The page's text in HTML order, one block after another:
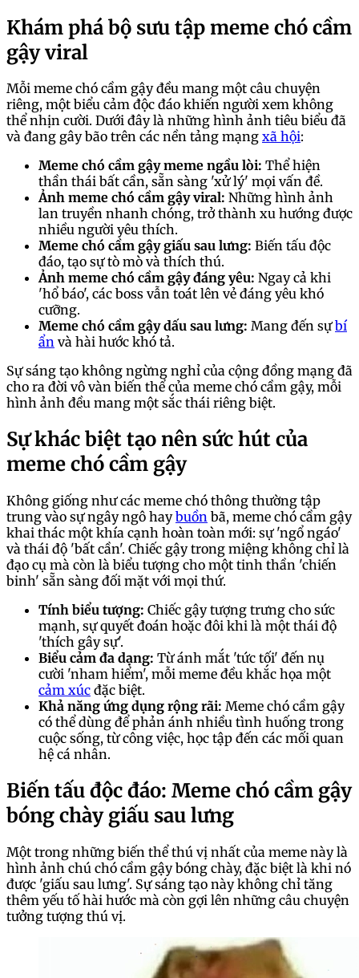
Khám phá bộ sưu tập meme chó cầm
gậy viral
Mỗi meme chó cầm gậy đều mang một câu chuyện
riêng, một biểu cảm độc đáo khiến người xem không
thể nhịn cười. Dưới đây là những hình ảnh tiêu biểu đã
và đang gây bão trên các nền tảng mạng xã hội:
Meme chó cầm gậy meme ngầu lòi: Thể hiện
thần thái bất cần, sẵn sàng 'xử lý' mọi vấn đề.
Ảnh meme chó cầm gậy viral: Những hình ảnh
lan truyền nhanh chóng, trở thành xu hướng được
nhiều người yêu thích.
Meme chó cầm gậy giấu sau lưng: Biến tấu độc
đáo, tạo sự tò mò và thích thú.
Ảnh meme chó cầm gậy đáng yêu: Ngay cả khi
'hổ báo', các boss vẫn toát lên vẻ đáng yêu khó
cưỡng.
Meme chó cầm gậy dấu sau lưng: Mang đến sựbí
ẩn và hài hước khó tả.
Sự sáng tạo không ngừng nghỉ của cộng đồng mạng đã
cho ra đời vô vàn biến thể của meme chó cầm gậy, mỗi
hình ảnh đều mang một sắc thái riêng biệt.
Sự khác biệt tạo nên sức hút của
meme chó cầm gậy
Không giống như các meme chó thông thường tập
trung vào sự ngây ngô haybuồn bã, meme chó cầm gậy
khai thác một khía cạnh hoàn toàn mới: sự 'ngổ ngáo'
và thái độ 'bất cần'. Chiếc gậy trong miệng không chỉ là
đạo cụ mà còn là biểu tượng cho một tinh thần 'chiến
binh' sẵn sàng đối mặt với mọi thứ.
Tính biểu tượng: Chiếc gậy tượng trưng cho sức
mạnh, sự quyết đoán hoặc đôi khi là một thái độ
'thích gây sự'.
Biểu cảm đa dạng: Từ ánh mắt 'tức tối' đến nụ
cười 'nham hiểm', mỗi meme đều khắc họa một
cảm xúc đặc biệt.
Khả năng ứng dụng rộng rãi: Meme chó cầm gậy
có thể dùng để phản ánh nhiều tình huống trong
cuộc sống, từ công việc, học tập đến các mối quan
hệ cá nhân.
Biến tấu độc đáo: Meme chó cầm gậy
bóng chày giấu sau lưng
Một trong những biến thể thú vị nhất của meme này là
hình ảnh chú chó cầm gậy bóng chày, đặc biệt là khi nó
được 'giấu sau lưng'. Sự sáng tạo này không chỉ tăng
thêm yếu tố hài hước mà còn gợi lên những câu chuyện
tưởng tượng thú vị.